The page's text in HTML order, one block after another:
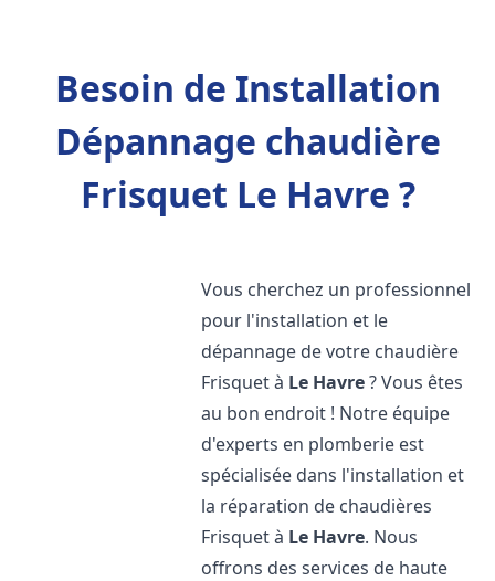
Besoin de Installation
Dépannage chaudière
Frisquet Le Havre ?
Vous cherchez un professionnel
pour l'installation et le
dépannage de votre chaudière
Frisquet à Le Havre? Vous êtes
au bon endroit ! Notre équipe
d'experts en plomberie est
spécialisée dans l'installation et
la réparation de chaudières
Frisquet à Le Havre. Nous
offrons des services de haute